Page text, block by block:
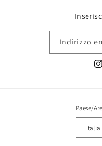
Indirizzo
Paese/